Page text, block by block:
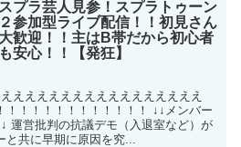
スプラ芸人見参！スプラトゥーン
２参加型ライブ配信！！初見さん
大歓迎！！主はB帯だから初心者
も安心！！【発狂】
ええええええええええええええええ
！！！！！！！！！！！！ ↓↓メンバー
運営批判の抗議デモ（入退室など）が
共に早期に原因を究...